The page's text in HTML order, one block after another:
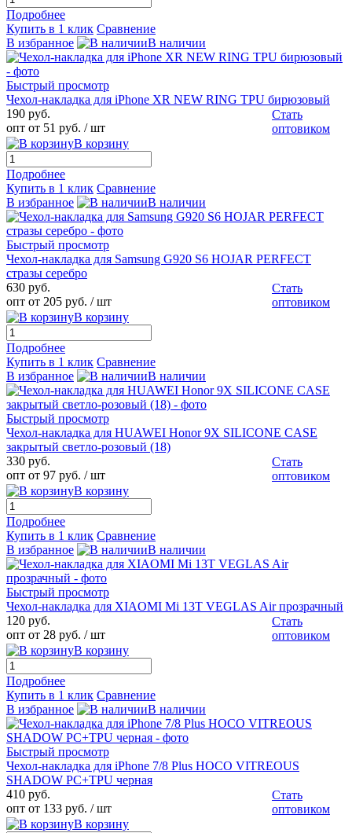
Подробнее
Купить в 1 клик Сравнение
В избранное
В наличии
Быстрый просмотр
Чехол-накладка для iPhone XR NEW RING TPU бирюзовый
190 руб.
опт от 51 руб. / шт
Стать
оптовиком
В корзину
Подробнее
Купить в 1 клик Сравнение
В избранное
В наличии
Быстрый просмотр
Чехол-накладка для Samsung G920 S6 HOJAR PERFECT
стразы серебро
630 руб.
опт от 205 руб. / шт
Стать
оптовиком
В корзину
Подробнее
Купить в 1 клик Сравнение
В избранное
В наличии
Быстрый просмотр
Чехол-накладка для HUAWEI Honor 9X SILICONE CASE
закрытый светло-розовый (18)
330 руб.
опт от 97 руб. / шт
Стать
оптовиком
В корзину
Подробнее
Купить в 1 клик Сравнение
В избранное
В наличии
Быстрый просмотр
Чехол-накладка для XIAOMI Mi 13T VEGLAS Air прозрачный
120 руб.
опт от 28 руб. / шт
Стать
оптовиком
В корзину
Подробнее
Купить в 1 клик Сравнение
В избранное
В наличии
Быстрый просмотр
Чехол-накладка для iPhone 7/8 Plus HOCO VITREOUS
SHADOW PC+TPU черная
410 руб.
опт от 133 руб. / шт
Стать
оптовиком
В корзину